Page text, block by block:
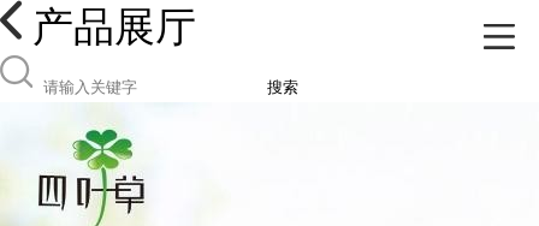
产品展厅
搜索